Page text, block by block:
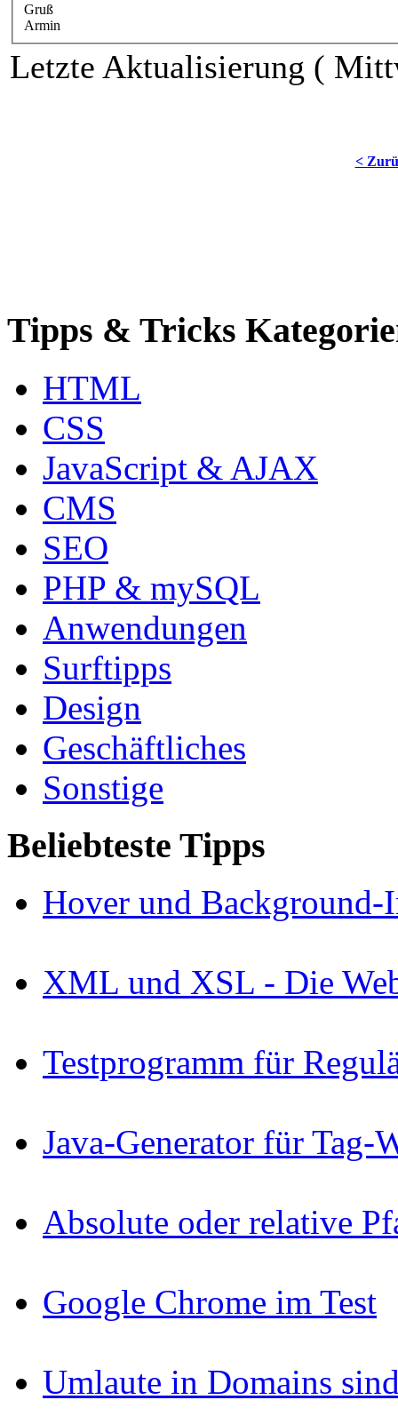
Gruß
Armin
Letzte Aktualisierung (
<
Tipps & Tricks
HTML
CSS
JavaScript & AJAX
CMS
SEO
PHP & mySQL
Anwendungen
Surftipps
Design
Geschäftliches
Sonstige
Beliebteste Tipps
Hover und Background-
XML und XSL - Die
Testprogramm für
Java-Generator für Tag-
Absolute oder relative
Google Chrome im Test
Umlaute in Domains